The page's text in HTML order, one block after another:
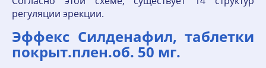
регуляции эрекции.
Эффекс Силденафил, таблетки
покрыт.плен.об. 50 мг.